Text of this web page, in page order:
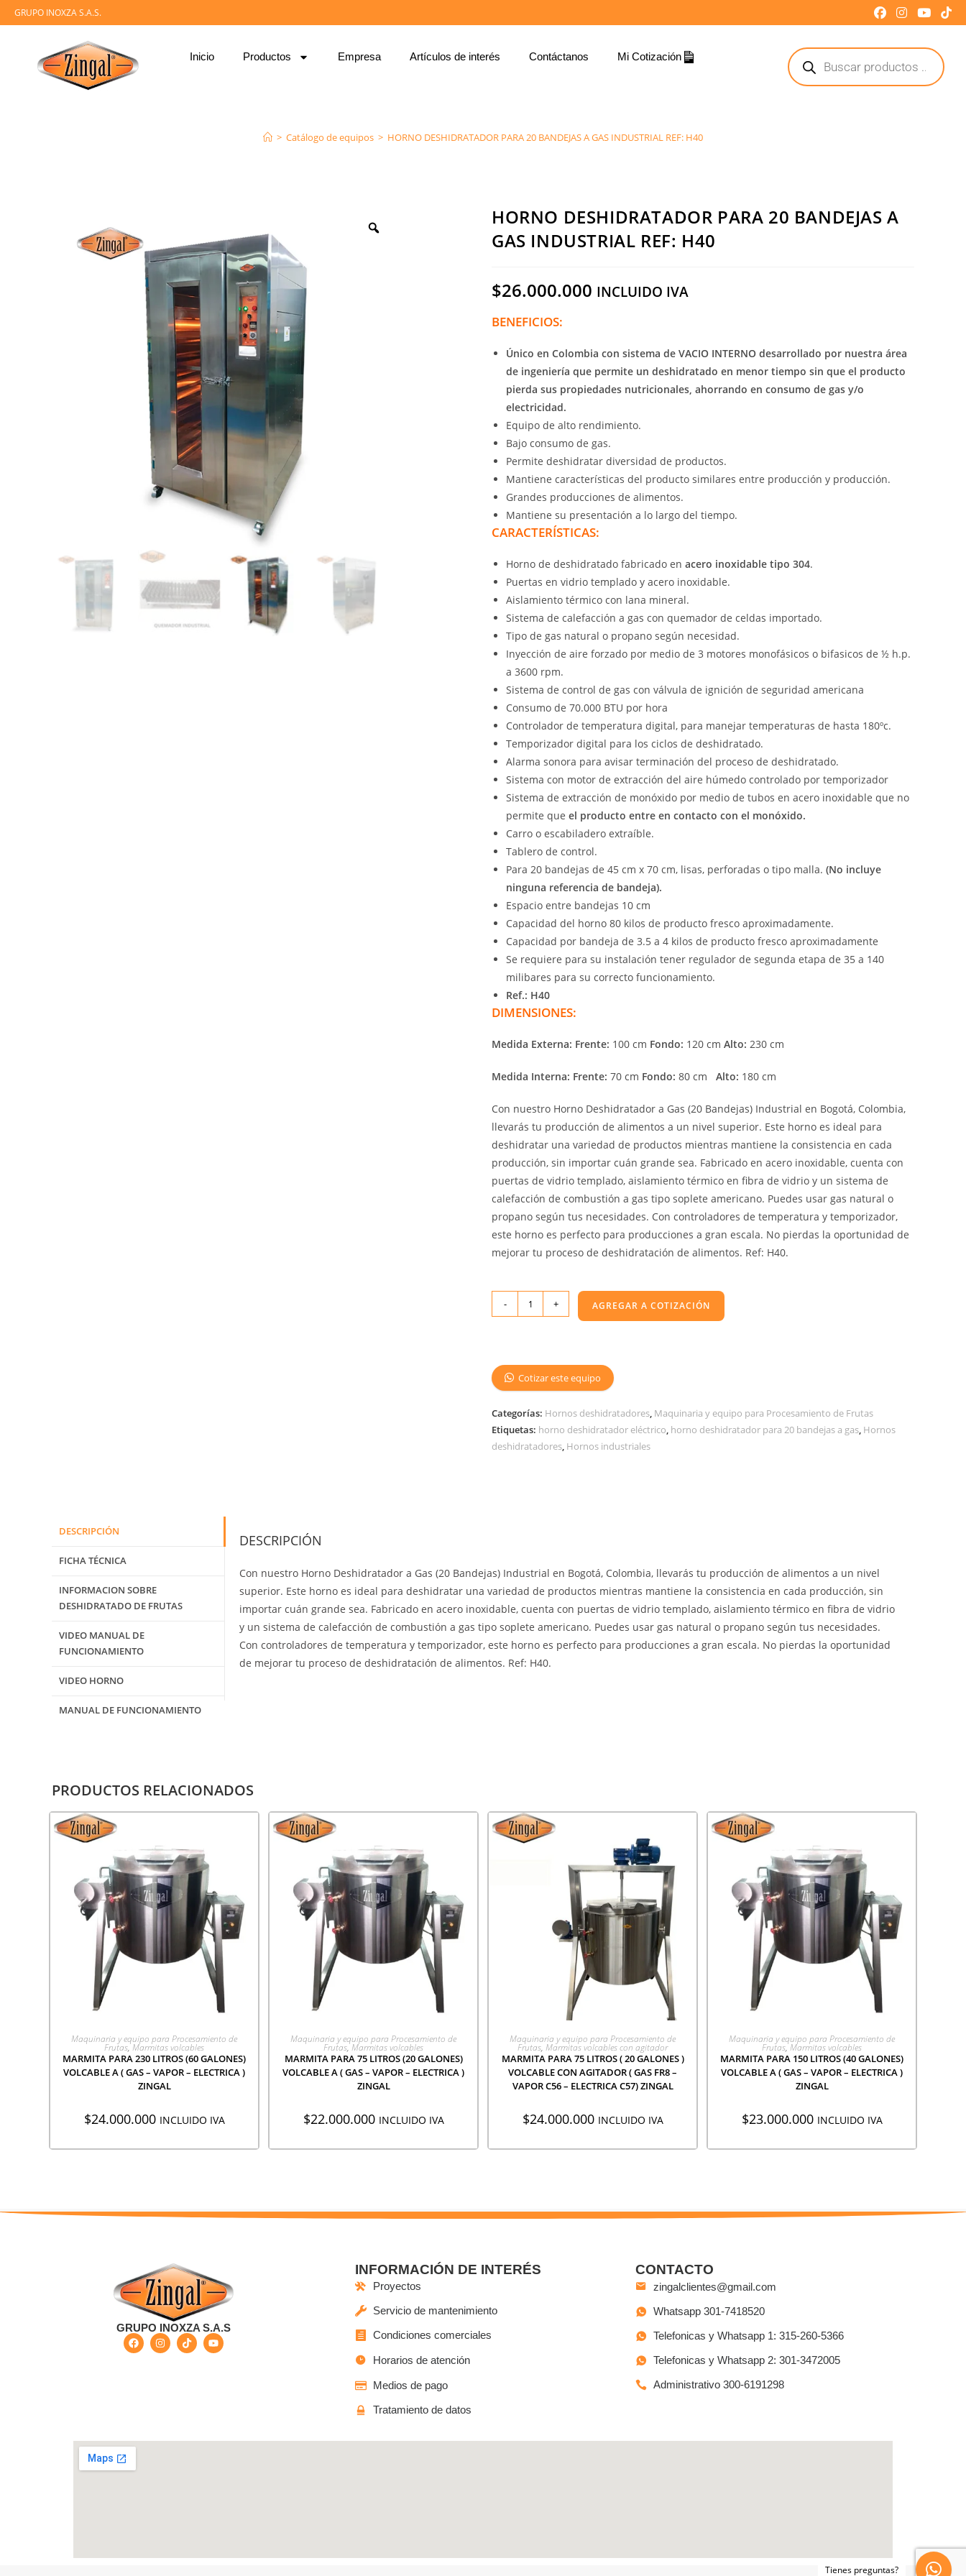
GRUPO INOXZA S.A.S.
Inicio Productos Empresa Artículos de interés Contáctanos Mi Cotización
> Catálogo de equipos > HORNO DESHIDRATADOR PARA 20 BANDEJAS A GAS INDUSTRIAL REF: H40
HORNO DESHIDRATADOR PARA 20 BANDEJAS A
GAS INDUSTRIAL REF: H40
$26.000.000 INCLUIDO IVA
BENEFICIOS:
Único en Colombia con sistema de VACIO INTERNO desarrollado por nuestra área
de ingeniería que permite un deshidratado en menor tiempo sin que el producto
pierda sus propiedades nutricionales, ahorrando en consumo de gas y/o
electricidad.
Equipo de alto rendimiento.
Bajo consumo de gas.
Permite deshidratar diversidad de productos.
Mantiene características del producto similares entre producción y producción.
Grandes producciones de alimentos.
Mantiene su presentación a lo largo del tiempo.
CARACTERÍSTICAS:
Horno de deshidratado fabricado en acero inoxidable tipo 304.
Puertas en vidrio templado y acero inoxidable.
Aislamiento térmico con lana mineral.
Sistema de calefacción a gas con quemador de celdas importado.
Tipo de gas natural o propano según necesidad.
Inyección de aire forzado por medio de 3 motores monofásicos o bifasicos de ½ h.p.
a 3600 rpm.
Sistema de control de gas con válvula de ignición de seguridad americana
Consumo de 70.000 BTU por hora
Controlador de temperatura digital, para manejar temperaturas de hasta 180ºc.
Temporizador digital para los ciclos de deshidratado.
Alarma sonora para avisar terminación del proceso de deshidratado.
Sistema con motor de extracción del aire húmedo controlado por temporizador
Sistema de extracción de monóxido por medio de tubos en acero inoxidable que no
permite que el producto entre en contacto con el monóxido.
Carro o escabiladero extraíble.
Tablero de control.
Para 20 bandejas de 45 cm x 70 cm, lisas, perforadas o tipo malla. (No incluye
ninguna referencia de bandeja).
Espacio entre bandejas 10 cm
Capacidad del horno 80 kilos de producto fresco aproximadamente.
Capacidad por bandeja de 3.5 a 4 kilos de producto fresco aproximadamente
Se requiere para su instalación tener regulador de segunda etapa de 35 a 140
milibares para su correcto funcionamiento.
Ref.: H40
DIMENSIONES:
Medida Externa: Frente: 100 cm Fondo: 120 cm Alto: 230 cm
Medida Interna: Frente: 70 cm Fondo: 80 cm Alto: 180 cm
Con nuestro Horno Deshidratador a Gas (20 Bandejas) Industrial en Bogotá, Colombia,
llevarás tu producción de alimentos a un nivel superior. Este horno es ideal para
deshidratar una variedad de productos mientras mantiene la consistencia en cada
producción, sin importar cuán grande sea. Fabricado en acero inoxidable, cuenta con
puertas de vidrio templado, aislamiento térmico en fibra de vidrio y un sistema de
calefacción de combustión a gas tipo soplete americano. Puedes usar gas natural o
propano según tus necesidades. Con controladores de temperatura y temporizador,
este horno es perfecto para producciones a gran escala. No pierdas la oportunidad de
mejorar tu proceso de deshidratación de alimentos. Ref: H40.
- + AGREGAR A COTIZACIÓN
Cotizar este equipo
Categorías: Hornos deshidratadores, Maquinaria y equipo para Procesamiento de Frutas
Etiquetas: horno deshidratador eléctrico, horno deshidratador para 20 bandejas a gas, Hornos
deshidratadores, Hornos industriales
DESCRIPCIÓN
FICHA TÉCNICA
INFORMACION SOBRE
DESHIDRATADO DE FRUTAS
VIDEO MANUAL DE
FUNCIONAMIENTO
VIDEO HORNO
MANUAL DE FUNCIONAMIENTO
DESCRIPCIÓN
Con nuestro Horno Deshidratador a Gas (20 Bandejas) Industrial en Bogotá, Colombia, llevarás tu producción de alimentos a un nivel
superior. Este horno es ideal para deshidratar una variedad de productos mientras mantiene la consistencia en cada producción, sin
importar cuán grande sea. Fabricado en acero inoxidable, cuenta con puertas de vidrio templado, aislamiento térmico en fibra de vidrio
y un sistema de calefacción de combustión a gas tipo soplete americano. Puedes usar gas natural o propano según tus necesidades.
Con controladores de temperatura y temporizador, este horno es perfecto para producciones a gran escala. No pierdas la oportunidad
de mejorar tu proceso de deshidratación de alimentos. Ref: H40.
PRODUCTOS RELACIONADOS
AGREGAR A COTIZACIÓN
Maquinaria y equipo para Procesamiento de
Frutas,Marmitas volcables
MARMITA PARA 230 LITROS (60 GALONES)
VOLCABLE A ( GAS – VAPOR – ELECTRICA )
ZINGAL
$24.000.000 INCLUIDO IVA
AGREGAR A COTIZACIÓN
Maquinaria y equipo para Procesamiento de
Frutas,Marmitas volcables
MARMITA PARA 75 LITROS (20 GALONES)
VOLCABLE A ( GAS – VAPOR – ELECTRICA )
ZINGAL
$22.000.000 INCLUIDO IVA
AGREGAR A COTIZACIÓN
Maquinaria y equipo para Procesamiento de
Frutas, Marmitas volcables con agitador
MARMITA PARA 75 LITROS ( 20 GALONES )
VOLCABLE CON AGITADOR ( GAS FR8 –
VAPOR C56 – ELECTRICA C57) ZINGAL
$24.000.000 INCLUIDO IVA
AGREGAR A COTIZACIÓN
Maquinaria y equipo para Procesamiento de
Frutas,Marmitas volcables
MARMITA PARA 150 LITROS (40 GALONES)
VOLCABLE A ( GAS – VAPOR – ELECTRICA )
ZINGAL
$23.000.000 INCLUIDO IVA
GRUPO INOXZA S.A.S
INFORMACIÓN DE INTERÉS
Proyectos
Servicio de mantenimiento
Condiciones comerciales
Horarios de atención
Medios de pago
Tratamiento de datos
CONTACTO
zingalclientes@gmail.com
Whatsapp 301-7418520
Telefonicas y Whatsapp 1: 315-260-5366
Telefonicas y Whatsapp 2: 301-3472005
Administrativo 300-6191298
Tienes preguntas?